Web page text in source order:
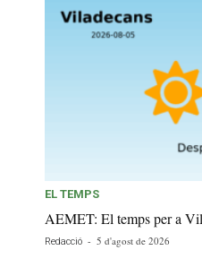
EL TEMPS
AEMET: El temps per a
Redacció - 5 d'agost de 2026